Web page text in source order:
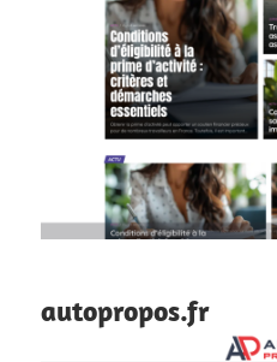
autopropos.fr